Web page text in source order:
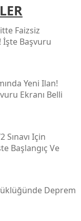
Faizsiz
İşte Başvuru
Yeni Ilan!
Ekranı Belli
Sınavı Için
Başlangıç Ve
Deprem